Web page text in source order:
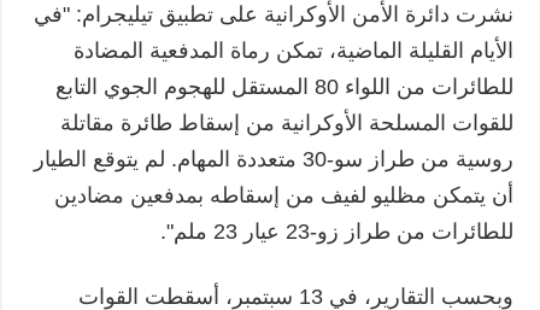
الصور
الفيديوهات
نشرت دائرة الأمن الأوكرانية على تطبيق تيليجرام: "في
الأيام القليلة الماضية، تمكن رماة المدفعية المضادة
للطائرات من اللواء 80 المستقل للهجوم الجوي التابع
للقوات المسلحة الأوكرانية من إسقاط طائرة مقاتلة
روسية من طراز سو-30 متعددة المهام. لم يتوقع الطيار
أن يتمكن مظليو لفيف من إسقاطه بمدفعين مضادين
للطائرات من طراز زو-23 عيار 23 ملم".
وبحسب التقارير، في 13 سبتمبر، أسقطت القوات